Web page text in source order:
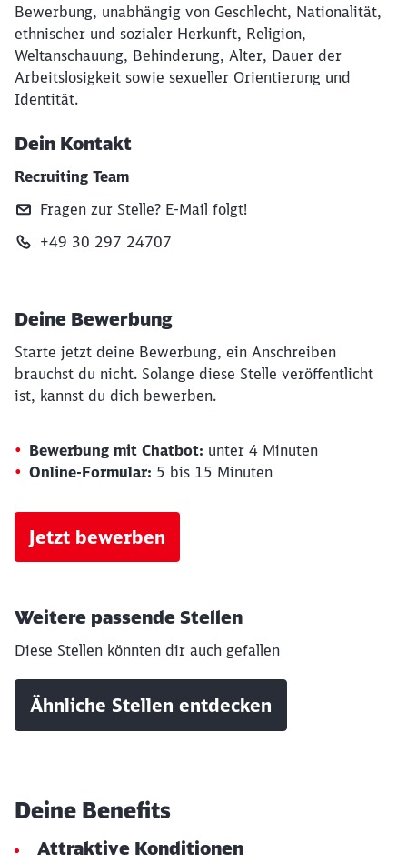
Bewerbung, unabhängig von Geschlecht, Nationalität,
ethnischer und sozialer Herkunft, Religion,
Weltanschauung, Behinderung, Alter, Dauer der
Arbeitslosigkeit sowie sexueller Orientierung und
Identität.
Dein Kontakt
Recruiting Team
Fragen zur Stelle? E‑Mail folgt!
+49 30 297 24707
Deine Bewerbung
Starte jetzt deine Bewerbung, ein Anschreiben
brauchst du nicht. Solange diese Stelle veröffentlicht
ist, kannst du dich bewerben.
Bewerbung mit Chatbot: unter 4 Minuten
Online-Formular: 5 bis 15 Minuten
Jetzt bewerben
Weitere passende Stellen
Diese Stellen könnten dir auch gefallen
Ähnliche Stellen entdecken
Deine Benefits
Attraktive Konditionen